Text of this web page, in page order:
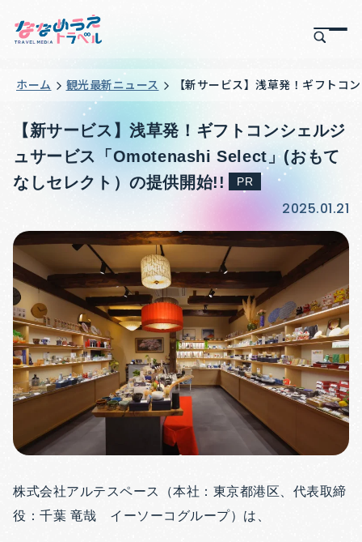
ホーム 観光最新ニュース 【新サービス】浅草発！ギフト
【新サービス】浅草発！ギフトコンシェルジ
ュサービス「Omotenashi Select」(おもて
なしセレクト）の提供開始!!
PR
2025.01.21
株式会社アルテスペース（本社：東京都港区、代表取締
役：千葉 竜哉 イーソーコグループ）は、